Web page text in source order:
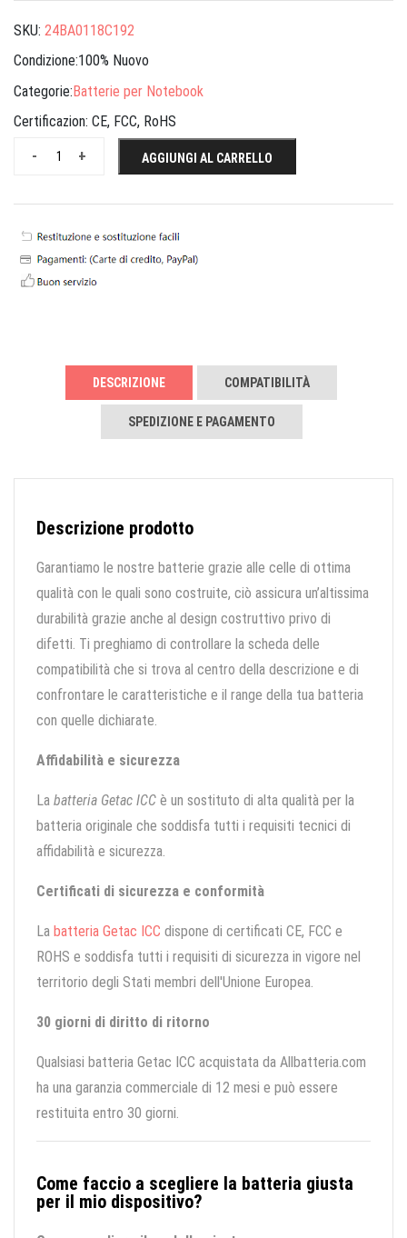
SKU: 24BA0118C192
Condizione:100% Nuovo
Categorie:Batterie per Notebook
Certificazion: CE, FCC, RoHS
+
- AGGIUNGI AL CARRELLO
DESCRIZIONE COMPATIBILITÀ
SPEDIZIONE E PAGAMENTO
Descrizione prodotto
Garantiamo le nostre batterie grazie alle celle di ottima
qualità con le quali sono costruite, ciò assicura un’altissima
durabilità grazie anche al design costruttivo privo di
difetti. Ti preghiamo di controllare la scheda delle
compatibilità che si trova al centro della descrizione e di
confrontare le caratteristiche e il range della tua batteria
con quelle dichiarate.
Affidabilità e sicurezza
La batteria Getac ICC è un sostituto di alta qualità per la
batteria originale che soddisfa tutti i requisiti tecnici di
affidabilità e sicurezza.
Certificati di sicurezza e conformità
La batteria Getac ICC dispone di certificati CE, FCC e
ROHS e soddisfa tutti i requisiti di sicurezza in vigore nel
territorio degli Stati membri dell'Unione Europea.
30 giorni di diritto di ritorno
Qualsiasi batteria Getac ICC acquistata da Allbatteria.com
ha una garanzia commerciale di 12 mesi e può essere
restituita entro 30 giorni.
Come faccio a scegliere la batteria giusta
per il mio dispositivo?